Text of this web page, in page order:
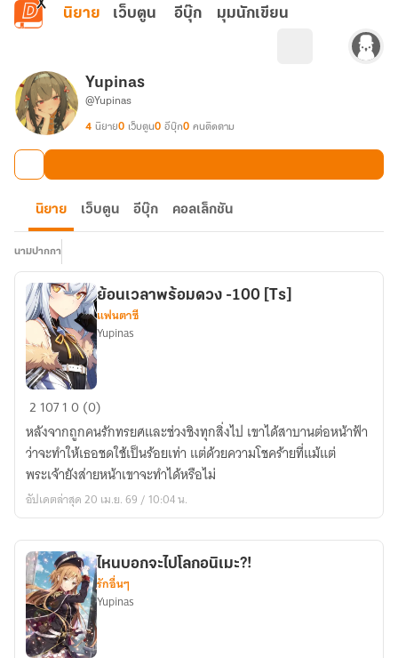
ข้ามไปยังเนื้อหาหลัก
นิยาย เว็บตูน อีบุ๊ก มุมนักเขียน
Yupinas
@Yupinas
4 นิยาย0 เว็บตูน0 อีบุ๊ก0 คนติดตาม
นิยาย เว็บตูน อีบุ๊ก คอลเล็กชัน
นามปากกา
ย้อน
เวลา
พร้อม
ดวง
-100
[Ts]
ย้อนเวลาพร้อมดวง -100 [Ts]
แฟนตาซี
Yupinas
2 10710 (0)
หลังจากถูกคนรักทรยศและช่วงชิงทุกสิ่งไป เขาได้สาบานต่อหน้าฟ้า
ว่าจะทำให้เธอชดใช้เป็นร้อยเท่า แต่ด้วยความโชคร้ายที่แม้แต่
พระเจ้ายังส่ายหน้าเขาจะทำได้หรือไม่
อัปเดตล่าสุด 20 เม.ย. 69 / 10:04 น.
ไหนบอกจะไปโลกอนิเมะ?!
รักอื่นๆ
Yupinas